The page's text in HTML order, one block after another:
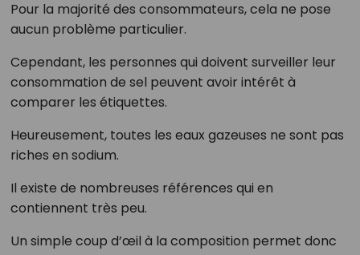
Pour la majorité des consommateurs, cela ne pose
aucun problème particulier.
Cependant, les personnes qui doivent surveiller leur
consommation de sel peuvent avoir intérêt à
comparer les étiquettes.
Heureusement, toutes les eaux gazeuses ne sont pas
riches en sodium.
Il existe de nombreuses références qui en
contiennent très peu.
Un simple coup d’œil à la composition permet donc